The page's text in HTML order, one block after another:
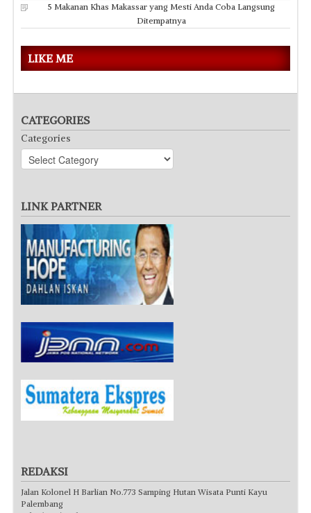
5 Makanan Khas Makassar yang Mesti Anda Coba Langsung
Ditempatnya
LIKE ME
CATEGORIES
Categories
LINK PARTNER
REDAKSI
Jalan Kolonel H Barlian No.773 Samping Hutan Wisata Punti Kayu
Palembang